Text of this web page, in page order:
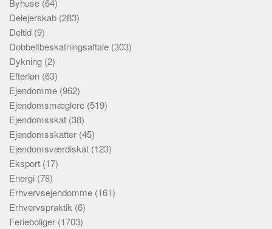
Byhuse (64)
Delejerskab (283)
Deltid (9)
Dobbeltbeskatningsaftale (303)
Dykning (2)
Efterløn (63)
Ejendomme (962)
Ejendomsmæglere (519)
Ejendomsskat (38)
Ejendomsskatter (45)
Ejendomsværdiskat (123)
Eksport (17)
Energi (78)
Erhvervsejendomme (161)
Erhvervspraktik (6)
Ferieboliger (1703)